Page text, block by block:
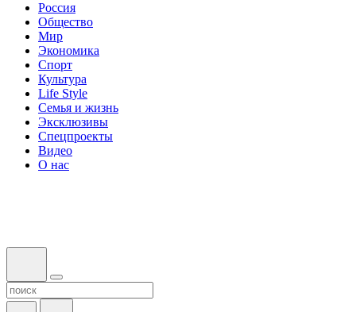
Россия
Общество
Мир
Экономика
Спорт
Культура
Life Style
Семья и жизнь
Эксклюзивы
Спецпроекты
Видео
О нас